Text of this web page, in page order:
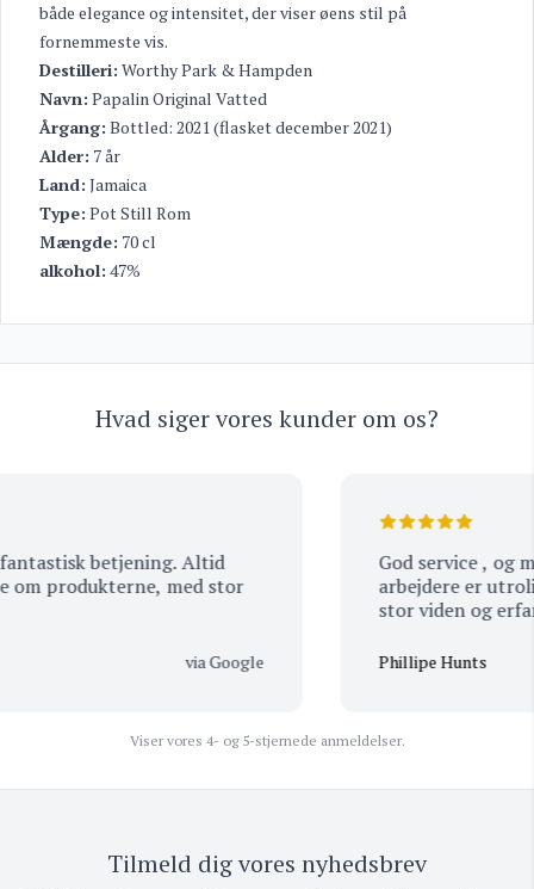
både elegance og intensitet, der viser øens stil på
fornemmeste vis.
Destilleri: Worthy Park & Hampden
Navn: Papalin Original Vatted
Årgang: Bottled: 2021 (flasket december 2021)
Alder: 7 år
Land: Jamaica
Type: Pot Still Rom
Mængde: 70 cl
alkohol: 47%
Hvad siger vores kunder om os?
betjening. Altid
produkterne, med stor
via Google
God service , og man kan mærke at alle med
arbejdere er utrolig
Phillipe Hunts
Viser vores 4- og 5-stjernede anmeldelser.
Tilmeld dig vores nyhedsbrev